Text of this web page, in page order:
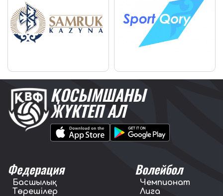
ҚОСЫМШАНЫ
ЖҮКТЕП АЛ
Федерация
Басшылық
Төрешілер
Волейбол
Чемпионат
Лига